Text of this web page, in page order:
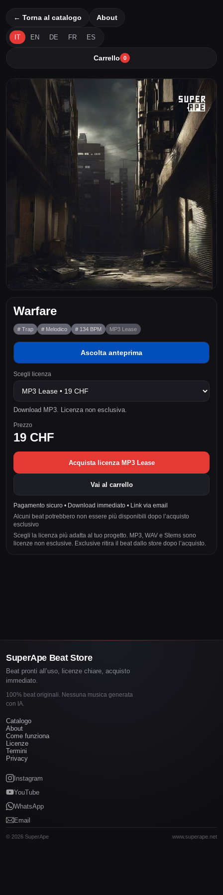
← Torna al catalogo About
IT EN DE FR ES
Carrello 0
Warfare
# Trap # Melodico # 134 BPM MP3 Lease
Ascolta anteprima
Scegli licenza
Download MP3. Licenza non esclusiva.
Prezzo
19 CHF
Acquista licenza MP3 Lease
Vai al carrello
Pagamento sicuro • Download immediato • Link via email
Alcuni beat potrebbero non essere più disponibili dopo l’acquisto
esclusivo
Scegli la licenza più adatta al tuo progetto. MP3, WAV e Stems sono
licenze non esclusive. Exclusive ritira il beat dallo store dopo l’acquisto.
SuperApe Beat Store
Beat pronti all’uso, licenze chiare, acquisto
immediato.
100% beat originali. Nessuna musica generata
con IA.
Catalogo
About
Come funziona
Licenze
Termini
Privacy
Instagram
YouTube
WhatsApp
Email
© 2026 SuperApe www.superape.net